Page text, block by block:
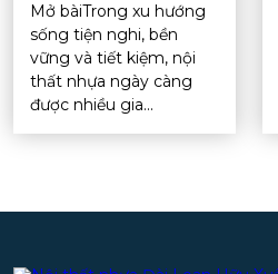
Mở bàiTrong xu hướng
sống tiện nghi, bền
vững và tiết kiệm, nội
thất nhựa ngày càng
được nhiều gia...